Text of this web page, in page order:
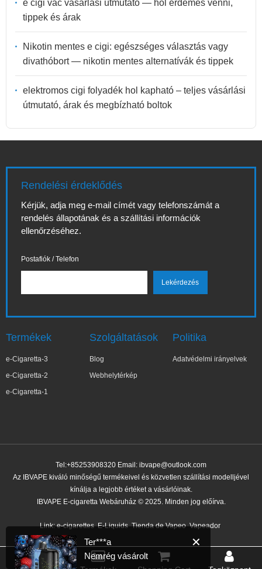
e cigi vác vásárlási útmutató — hol érdemes venni,
tippek és árak
Nikotin mentes e cigi: egészséges választás vagy
divathóbort — nikotin mentes alternatívák és tippek
elektromos cigi folyadék hol kapható – teljes vásárlási
útmutató, árak és megbízható boltok
Rendelési érdeklődés
Kérjük, adja meg e-mail címét vagy telefonszámát a
rendelés állapotának és a szállítási információk
ellenőrzéséhez.
Postafiók / Telefon
Termékek
e-Cigaretta-3
e-Cigaretta-2
e-Cigaretta-1
Szolgáltatások
Blog
Webhelytérkép
Politika
Adatvédelmi irányelvek
Tel:+85253908320 Email: ibvape@outlook.com
Az IBVAPE kiváló minőségű termékeivel és közvetlen szállítási modelljével
kínálja a legjobb értéket a vásárlóinak.
IBVAPE E-cigaretta Webáruház © 2025. Minden jog előírva.
Link: e-cigarettes E-Liquids Tienda de Vapeo Vapeador
✕
Ter***a
17 perccel ezelőtt